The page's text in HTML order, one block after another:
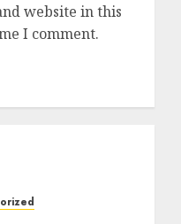
website in this
I comment.